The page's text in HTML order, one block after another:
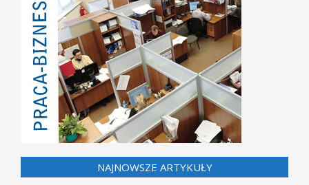
NAJNOWSZE ARTYKUŁY